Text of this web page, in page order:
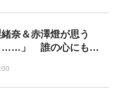
奈＆赤澤燈が思う
……」 誰の心にもあ